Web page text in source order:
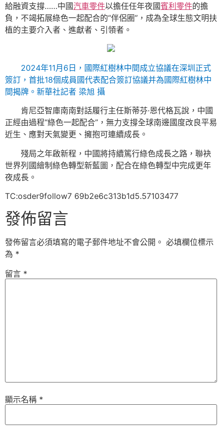
給融資支撐……中國汽車零件以擔任任年夜國賓利零件的擔
負，不竭拓展綠色一起配合的“伴侶圈”，成為全球生態文明扶
植的主要介入者、進獻者、引領者。
2024年11月6日，國際紅樹林中間成立協議在深圳正式
簽訂，首批18個成員國代表配合簽訂協議并為國際紅樹林中
間揭牌。新華社記者 梁旭 攝
肯尼亞智庫南南對話履行主任斯蒂芬·恩代格瓦說，中國
正經由過程“綠色一起配合”，無力支撐全球南邊國度改良平易
近生、應對天氣變更、擁抱可連續成長。
殘局之年啟新程，中國將持續篤行綠色成長之路，聯袂
世界列國繪制綠色轉型新藍圖，配合在綠色轉型中完成更年
夜成長。
TC:osder9follow7 69b2e6c313b1d5.57103477
發佈留言
發佈留言必須填寫的電子郵件地址不會公開。 必填欄位標示
為 *
留言 *
顯示名稱 *